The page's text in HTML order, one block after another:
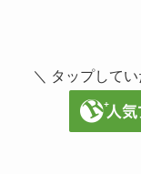
＼ タップして